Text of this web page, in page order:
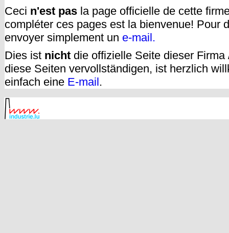
Ceci n'est pas la page officielle de cette
compléter ces pages est la bienvenue! Pour
envoyer simplement un e-mail.
Dies ist nicht die offizielle Seite dieser
diese Seiten vervollständigen, ist herzlich
einfach eine E-mail.